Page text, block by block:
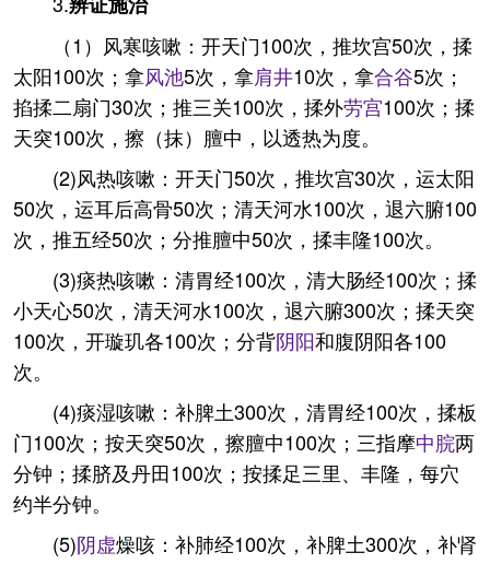
（1）风寒咳嗽：开天门100次，推坎宫50次，揉
太阳100次；拿风池5次，拿肩井10次，拿合谷5次；
掐揉二扇门30次；推三关100次，揉外劳宫100次；揉
天突100次，擦（抹）膻中，以透热为度。
(2)风热咳嗽：开天门50次，推坎宫30次，运太阳
50次，运耳后高骨50次；清天河水100次，退六腑100
次，推五经50次；分推膻中50次，揉丰隆100次。
(3)痰热咳嗽：清胃经100次，清大肠经100次；揉
小天心50次，清天河水100次，退六腑300次；揉天突
100次，开璇玑各100次；分背阴阳和腹阴阳各100
次。
(4)痰湿咳嗽：补脾土300次，清胃经100次，揉板
门100次；按天突50次，擦膻中100次；三指摩中脘两
分钟；揉脐及丹田100次；按揉足三里、丰隆，每穴
约半分钟。
(5)阴虚燥咳：补肺经100次，补脾土300次，补肾